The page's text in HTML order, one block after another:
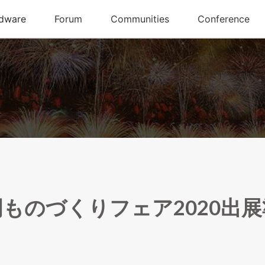
のづくりフェア2020出